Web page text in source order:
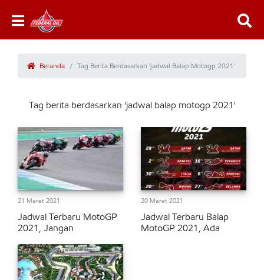
Beranda Tag Berita Berdasarkan 'jadwal Balap Motogp 2021'
Tag berita berdasarkan 'jadwal balap motogp 2021'
21 Maret 2021
Jadwal Terbaru MotoGP
2021, Jangan
20 Maret 2021
Jadwal Terbaru Balap
MotoGP 2021, Ada